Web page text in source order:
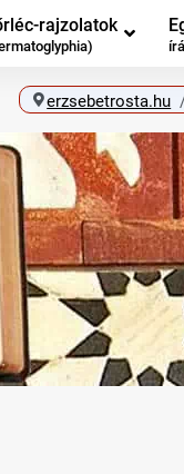
rajzolatok
erzsebetrosta.hu